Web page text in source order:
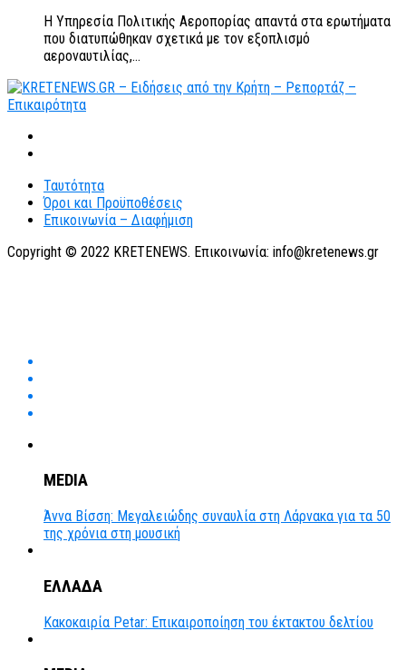
Η Υπηρεσία Πολιτικής Αεροπορίας απαντά στα ερωτήματα
που διατυπώθηκαν σχετικά με τον εξοπλισμό
αεροναυτιλίας,...
Ταυτότητα
Όροι και Προϋποθέσεις
Επικοινωνία – Διαφήμιση
Copyright © 2022 KRETENEWS. Επικοινωνία: info@kretenews.gr
MEDIA
Άννα Βίσση: Μεγαλειώδης συναυλία στη Λάρνακα για τα 50
της χρόνια στη μουσική
ΕΛΛΑΔΑ
Κακοκαιρία Petar: Επικαιροποίηση του έκτακτου δελτίου